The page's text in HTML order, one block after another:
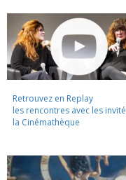
Retrouvez en Replay
les rencontres avec les
la Cinémathèque